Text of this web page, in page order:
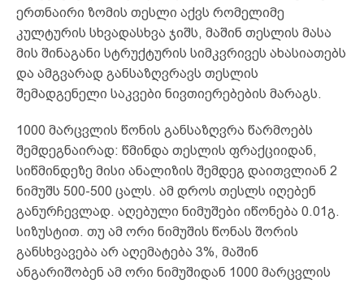
ერთნაირი ზომის თესლი აქვს რომელიმე
კულტურის სხვადასხვა ჯიშს, მაშინ თესლის მასა
მის შინაგანი სტრუქტურის სიმკვრივეს ახასიათებს
და ამგვარად განსაზღვრავს თესლის
შემადგენელი საკვები ნივთიერებების მარაგს.
1000 მარცვლის წონის განსაზღვრა წარმოებს
შემდეგნაირად: წმინდა თესლის ფრაქციიდან,
სიწმინდეზე მისი ანალიზის შემდეგ დაითვლიან 2
ნიმუშს 500-500 ცალს. ამ დროს თესლს იღებენ
განურჩევლად. აღებული ნიმუშები იწონება 0.01გ.
სიზუსტით. თუ ამ ორი ნიმუშის წონას შორის
განსხვავება არ აღემატება 3%, მაშინ
ანგარიშობენ ამ ორი ნიმუშიდან 1000 მარცვლის